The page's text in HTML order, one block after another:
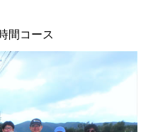
間コース